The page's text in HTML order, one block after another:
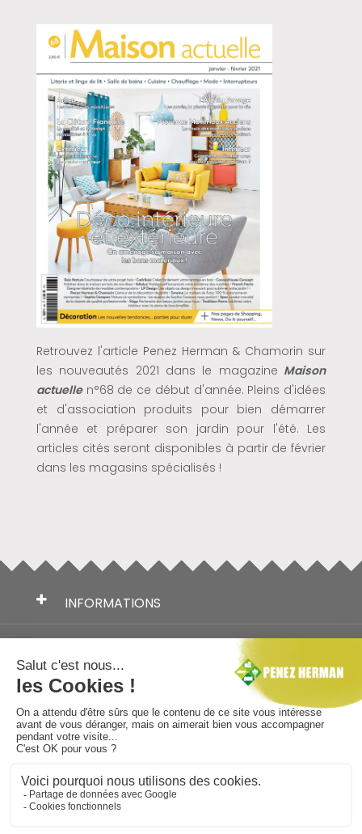
Retrouvez l'article Penez Herman & Chamorin sur
les nouveautés 2021 dans le magazine Maison
actuellen°68 de ce début d'année. Pleins d'idées
et d'association produits pour bien démarrer
l'année et préparer son jardin pour l'été. Les
articles cités seront disponibles à partir de février
dans les magasins spécialisés !
INFORMATIONS
AIDE AU CHOIX
NOUS SUIVRE